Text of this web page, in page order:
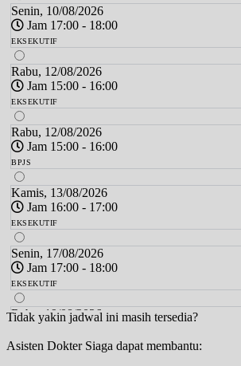
Senin, 10/08/2026
Jam 17:00 - 18:00
EKSEKUTIF
Rabu, 12/08/2026
Jam 15:00 - 16:00
EKSEKUTIF
Rabu, 12/08/2026
Jam 15:00 - 16:00
BPJS
Kamis, 13/08/2026
Jam 16:00 - 17:00
EKSEKUTIF
Senin, 17/08/2026
Jam 17:00 - 18:00
EKSEKUTIF
Rabu, 19/08/2026
Jam 15:00 - 16:00
EKSEKUTIF
Tidak yakin jadwal ini masih tersedia?
Asisten Dokter Siaga dapat membantu: